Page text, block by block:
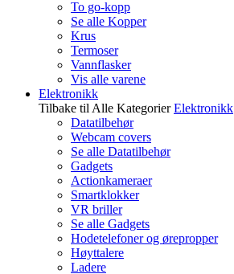
To go-kopp
Se alle Kopper
Krus
Termoser
Vannflasker
Vis alle varene
Elektronikk
Tilbake til Alle Kategorier Elektronikk
Datatilbehør
Webcam covers
Se alle Datatilbehør
Gadgets
Actionkameraer
Smartklokker
VR briller
Se alle Gadgets
Hodetelefoner og ørepropper
Høyttalere
Ladere